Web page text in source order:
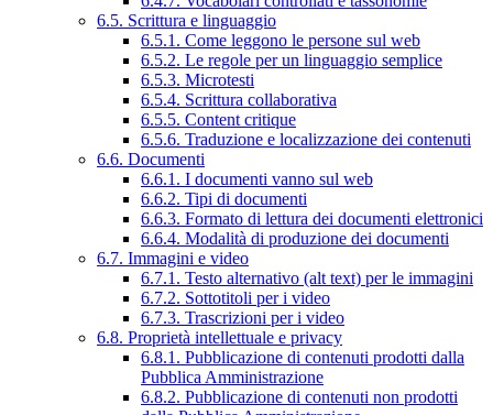
6.5. Scrittura e linguaggio
6.5.1. Come leggono le persone sul web
6.5.2. Le regole per un linguaggio semplice
6.5.3. Microtesti
6.5.4. Scrittura collaborativa
6.5.5. Content critique
6.5.6. Traduzione e localizzazione dei contenuti
6.6. Documenti
6.6.1. I documenti vanno sul web
6.6.2. Tipi di documenti
6.6.3. Formato di lettura dei documenti elettronici
6.6.4. Modalità di produzione dei documenti
6.7. Immagini e video
6.7.1. Testo alternativo (alt text) per le immagini
6.7.2. Sottotitoli per i video
6.7.3. Trascrizioni per i video
6.8. Proprietà intellettuale e privacy
6.8.1. Pubblicazione di contenuti prodotti dalla
Pubblica Amministrazione
6.8.2. Pubblicazione di contenuti non prodotti